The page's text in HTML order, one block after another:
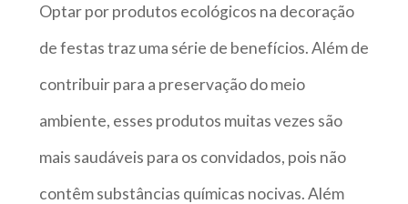
Optar por produtos ecológicos na decoração
de festas traz uma série de benefícios. Além de
contribuir para a preservação do meio
ambiente, esses produtos muitas vezes são
mais saudáveis para os convidados, pois não
contêm substâncias químicas nocivas. Além